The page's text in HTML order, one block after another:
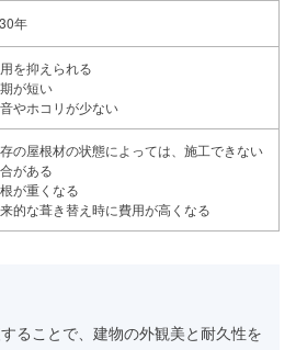
年
を抑えられる
が短い
やホコリが少ない
の屋根材の状態によっては、施工できない
がある
が重くなる
的な葺き替え時に費用が高くなる
ることで、建物の外観美と耐久性を